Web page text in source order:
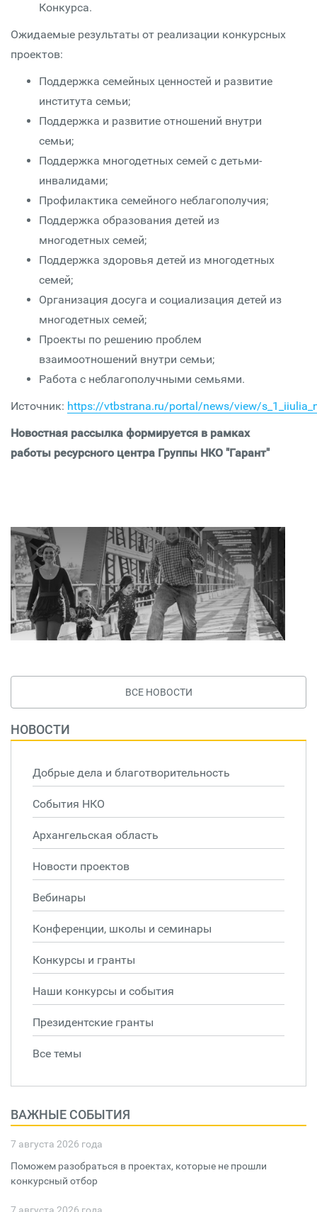
Конкурса.
Ожидаемые результаты от реализации конкурсных
проектов:
Поддержка семейных ценностей и развитие
института семьи;
Поддержка и развитие отношений внутри
семьи;
Поддержка многодетных семей с детьми-
инвалидами;
Профилактика семейного неблагополучия;
Поддержка образования детей из
многодетных семей;
Поддержка здоровья детей из многодетных
семей;
Организация досуга и социализация детей из
многодетных семей;
Проекты по решению проблем
взаимоотношений внутри семьи;
Работа с неблагополучными семьями.
Источник: https://vtbstrana.ru/portal/news/view/
Новостная рассылка формируется в рамках
работы ресурсного центра Группы НКО "Гарант"
ВСЕ НОВОСТИ
НОВОСТИ
Добрые дела и благотворительность
События НКО
Архангельская область
Новости проектов
Вебинары
Конференции, школы и семинары
Конкурсы и гранты
Наши конкурсы и события
Президентские гранты
Все темы
ВАЖНЫЕ СОБЫТИЯ
7 августа 2026 года
Поможем разобраться в проектах, которые не прошли
конкурсный отбор